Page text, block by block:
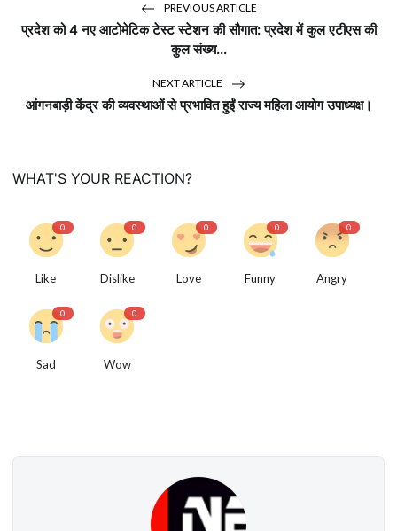
बॉलीवुड
जुर्म
नई दिल्ली
कृषि
टेक्नोलॉजी / बिजनेस
खेल
वायरल न्यूज़
PREVIOUS ARTICLE
प्रदेश को 4 नए आटोमेटिक टेस्ट स्टेशन की सौगात: प्रदेश में कुल एटीएस की
कुल संख्य...
NEXT ARTICLE
आंगनबाड़ी केंद्र की व्यवस्थाओं से प्रभावित हुईं राज्य महिला आयोग उपाध्यक्ष।
WHAT'S YOUR REACTION?
0
Like
0
Dislike
0
Love
0
Funny
0
Angry
0
Sad
0
Wow